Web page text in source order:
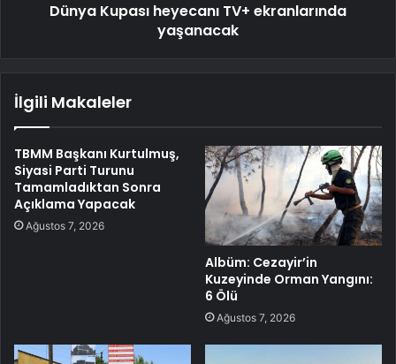
Dünya Kupası heyecanı TV+ ekranlarında
yaşanacak
İlgili Makaleler
TBMM Başkanı Kurtulmuş,
Siyasi Parti Turunu
Tamamladıktan Sonra
Açıklama Yapacak
Ağustos 7, 2026
Albüm: Cezayir’in
Kuzeyinde Orman Yangını:
6 Ölü
Ağustos 7, 2026